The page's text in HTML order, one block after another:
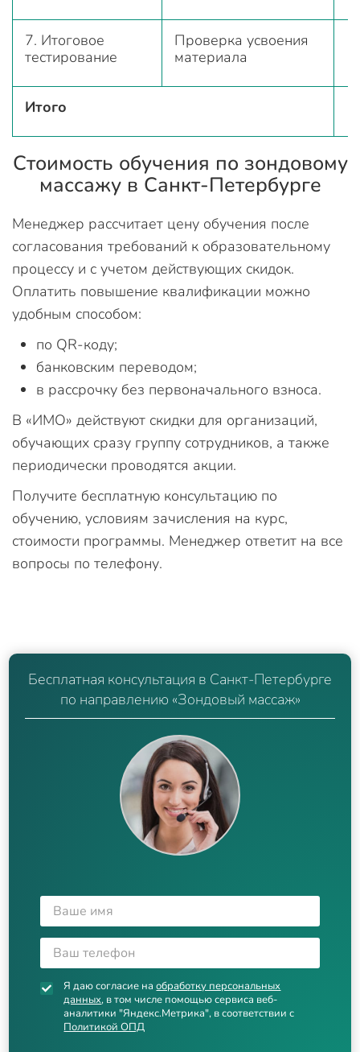
7. Итоговое
тестирование
Проверка усвоения
материала
Итого
Стоимость обучения по зондовому
массажу в Санкт-Петербурге
Менеджер рассчитает цену обучения после
согласования требований к образовательному
процессу и с учетом действующих скидок.
Оплатить повышение квалификации можно
удобным способом:
по QR-коду;
банковским переводом;
в рассрочку без первоначального взноса.
В «ИМО» действуют скидки для организаций,
обучающих сразу группу сотрудников, а также
периодически проводятся акции.
Получите бесплатную консультацию по
обучению, условиям зачисления на курс,
стоимости программы. Менеджер ответит на все
вопросы по телефону.
Бесплатная консультация в Санкт-Петербурге
по направлению «Зондовый массаж»
Я даю согласие наобработку персональных
данных, в том числе помощью сервиса веб-
аналитики "Яндекс.Метрика", в соответствии с
Политикой ОПД